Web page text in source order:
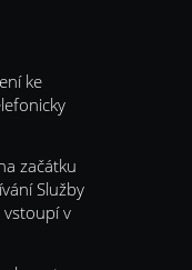
ke
začátku
Služby
v